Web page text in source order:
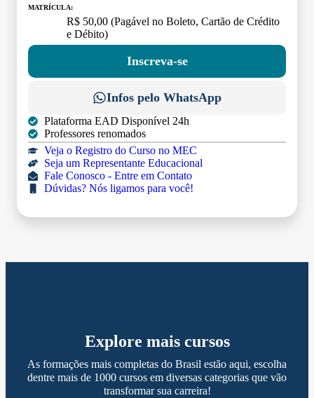
MATRÍCULA:
R$ 50,00 (Pagável no Boleto, Cartão de Crédito
e Débito)
Inscreva-se
Infos pelo WhatsApp
Plataforma EAD Disponível 24h
Professores renomados
Veja o Registro do Curso no MEC
Seja um Representante Educacional
Fale Conosco - Entre em Contato
Dúvidas? Nós ligamos para você!
Explore mais cursos
As formações mais completas do Brasil estão aqui, escolha
dentre mais de 1000 cursos em diversas categorias que vão
transformar sua carreira!